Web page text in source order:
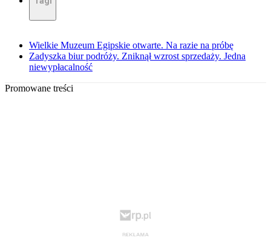
Wielkie Muzeum Egipskie otwarte. Na razie na próbę
Zadyszka biur podróży. Zniknął wzrost sprzedaży. Jedna
niewypłacalność
Promowane treści